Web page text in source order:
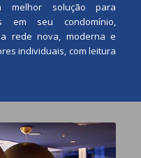
melhor solução para
em seu condomínio,
rede nova, moderna e
individuais, com leitura